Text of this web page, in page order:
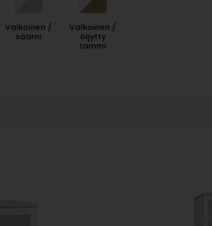
Valkoinen /
saarni
Valkoinen /
öljytty
tammi